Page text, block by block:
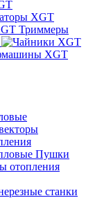
Триммеры
XGT
Пушки
отопления